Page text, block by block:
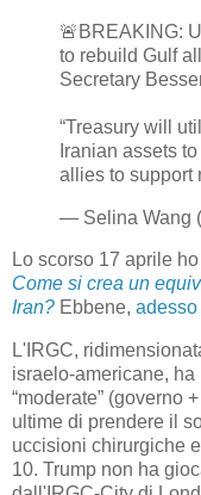
🚨BREAKING:
to rebuild Gulf
Secretary
“Treasury will
Iranian assets
allies to
— Selina Wang
Lo scorso 17 aprile
Come si crea un
Iran? Ebbene,
L'IRGC,
israelo-americane,
“moderate” (governo
ultime di prendere il
uccisioni chirurgiche
10. Trump non ha